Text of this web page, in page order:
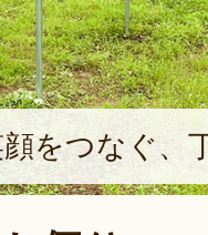
をつなぐ、